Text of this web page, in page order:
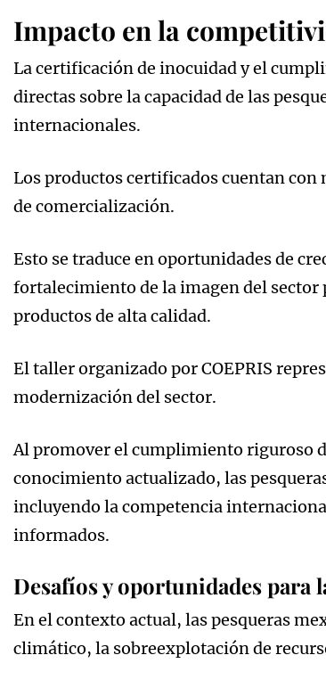
Impacto en la
La certificación de inocuidad y el
directas sobre la capacidad de las
internacionales.
Los productos certificados cuentan con
de comercialización.
Esto se traduce en oportunidades de
fortalecimiento de la imagen del sector
productos de alta calidad.
El taller organizado por COEPRIS
modernización del sector.
Al promover el cumplimiento riguroso
conocimiento actualizado, las
incluyendo la competencia
informados.
Desafíos y oportunidades para
En el contexto actual, las pesqueras
climático, la sobreexplotación de